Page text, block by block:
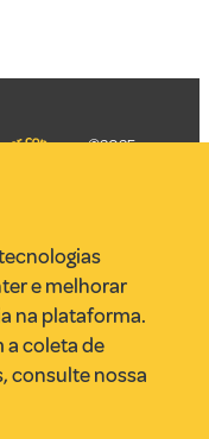
©2025
e melhorar
na plataforma.
a coleta de
consulte nossa